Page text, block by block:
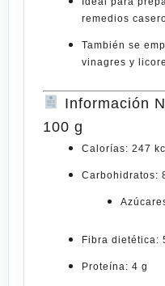
remedios
También se
vinagres y
Información
100 g
Calorías: 247
Carbohidratos:
Fibra dietética:
Proteína: 4 g